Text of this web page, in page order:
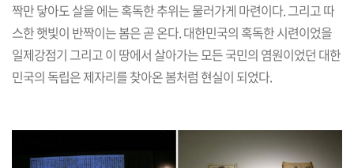
짝만 닿아도 살을 에는 혹독한 추위는 물러가게 마련이다. 그리고 따
스한 햇빛이 반짝이는 봄은 곧 온다. 대한민국의 혹독한 시련이었을
일제강점기 그리고 이 땅에서 살아가는 모든 국민의 염원이었던 대한
민국의 독립은 제자리를 찾아온 봄처럼 현실이 되었다.